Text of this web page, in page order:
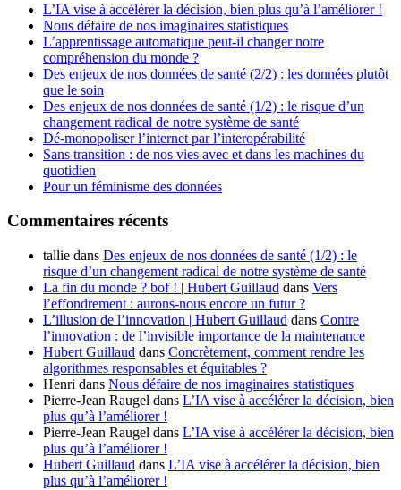
L’IA vise à accélérer la décision, bien plus qu’à l’améliorer !
Nous défaire de nos imaginaires statistiques
L’apprentissage automatique peut-il changer notre
compréhension du monde ?
Des enjeux de nos données de santé (2/2) : les données plutôt
que le soin
Des enjeux de nos données de santé (1/2) : le risque d’un
changement radical de notre système de santé
Dé-monopoliser l’internet par l’interopérabilité
Sans transition : de nos vies avec et dans les machines du
quotidien
Pour un féminisme des données
Commentaires récents
tallie dans Des enjeux de nos données de santé (1/2) : le
risque d’un changement radical de notre système de santé
La fin du monde ? bof ! | Hubert Guillaud dans Vers
l’effondrement : aurons-nous encore un futur ?
L’illusion de l’innovation | Hubert Guillaud dans Contre
l’innovation : de l’invisible importance de la maintenance
Hubert Guillaud dans Concrètement, comment rendre les
algorithmes responsables et équitables ?
Henri dans Nous défaire de nos imaginaires statistiques
Pierre-Jean Raugel dans L’IA vise à accélérer la décision, bien
plus qu’à l’améliorer !
Pierre-Jean Raugel dans L’IA vise à accélérer la décision, bien
plus qu’à l’améliorer !
Hubert Guillaud dans L’IA vise à accélérer la décision, bien
plus qu’à l’améliorer !